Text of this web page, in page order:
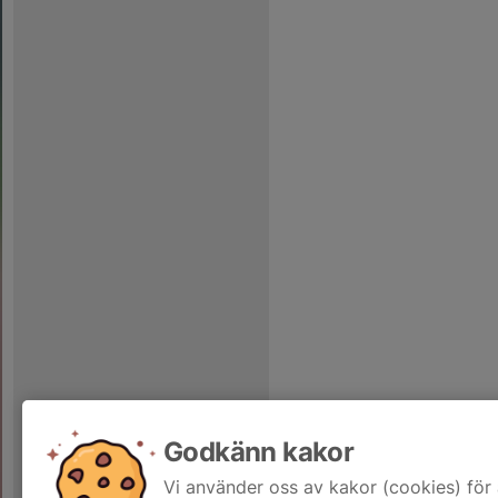
Godkänn kakor
Vi använder oss av kakor (cookies)